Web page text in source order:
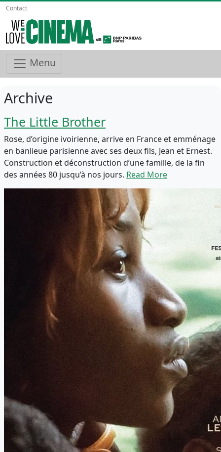
Contact
Menu
Archive
The Little Brother
Rose, d’origine ivoirienne, arrive en France et emménage
en banlieue parisienne avec ses deux fils, Jean et Ernest.
Construction et déconstruction d’une famille, de la fin
des années 80 jusqu’à nos jours. Read More